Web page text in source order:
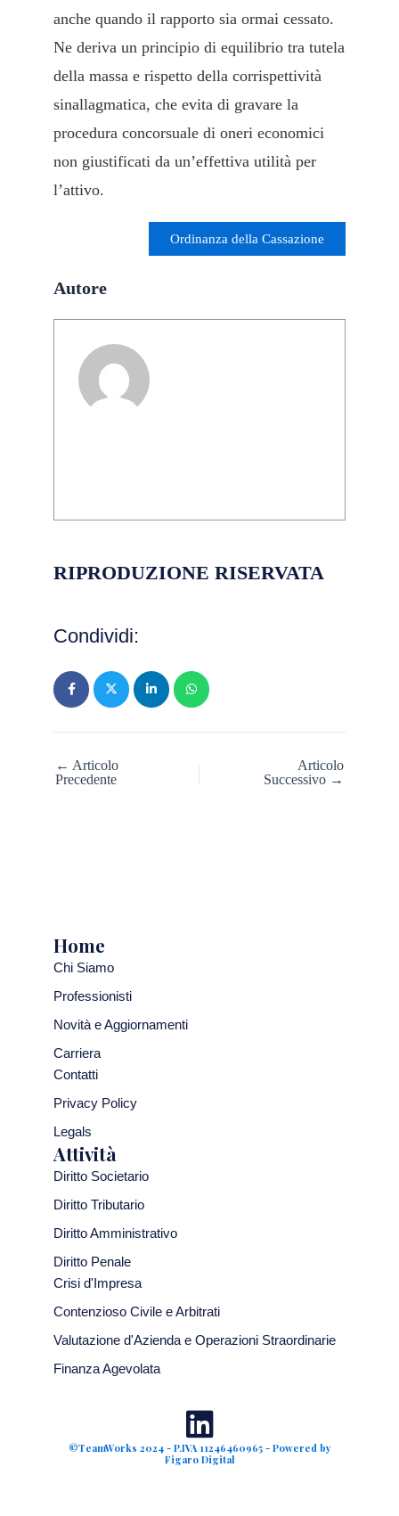
anche quando il rapporto sia ormai cessato.
Ne deriva un principio di equilibrio tra tutela
della massa e rispetto della corrispettività
sinallagmatica, che evita di gravare la
procedura concorsuale di oneri economici
non giustificati da un’effettiva utilità per
l’attivo.
Ordinanza della Cassazione
Autore
RIPRODUZIONE RISERVATA
Condividi:
← Articolo
Precedente
Articolo
Successivo →
Home
Chi Siamo
Professionisti
Novità e Aggiornamenti
Carriera
Contatti
Privacy Policy
Legals
Attività
Diritto Societario
Diritto Tributario
Diritto Amministrativo
Diritto Penale
Crisi d'Impresa
Contenzioso Civile e Arbitrati
Valutazione d'Azienda e Operazioni Straordinarie
Finanza Agevolata
©TeamWorks 2024 - P.IVA 11246460965 - Powered by
Figaro Digital